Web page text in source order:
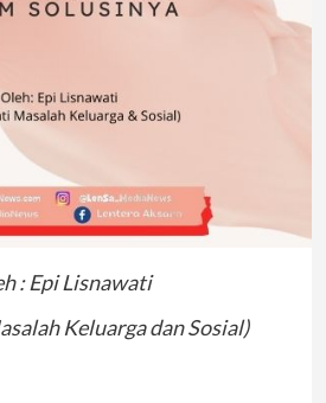
: Epi Lisnawati
Keluarga dan Sosial)